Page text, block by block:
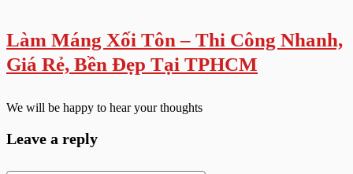
Làm Máng Xối Tôn – Thi Công Nhanh,
Giá Rẻ, Bền Đẹp Tại TPHCM
We will be happy to hear your thoughts
Leave a reply